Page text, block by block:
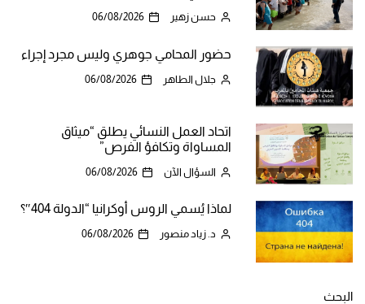
حسن زهير 06/08/2026
حضور المحامي جوهري وليس مجرد إجراء
جلال الطاهر 06/08/2026
اتحاد العمل النسائي يطلق “ميثاق
المساواة وتكافؤ الفرص”
السؤال الآن 06/08/2026
لماذا يُسمي الروس أوكرانيا “الدولة 404″؟
د. زياد منصور 06/08/2026
البحث